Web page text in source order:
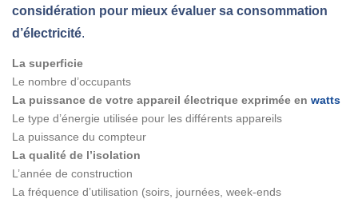
considération pour mieux évaluer sa consommation
d’électricité.
La superficie
Le nombre d’occupants
La puissance de votre appareil électrique exprimée en watts
Le type d’énergie utilisée pour les différents appareils
La puissance du compteur
La qualité de l’isolation
L’année de construction
La fréquence d’utilisation (soirs, journées, week-ends